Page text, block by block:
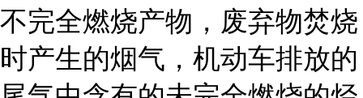
不完全燃烧产物，废弃物焚烧
时产生的烟气，机动车排放的